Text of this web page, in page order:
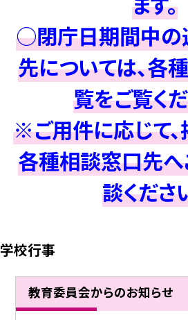
○閉庁日期間中の
先については、各
覧をご覧く
※ご用件に応じて
各種相談窓口先へ
談くださ
学校行事
教育委員会からのお知らせ